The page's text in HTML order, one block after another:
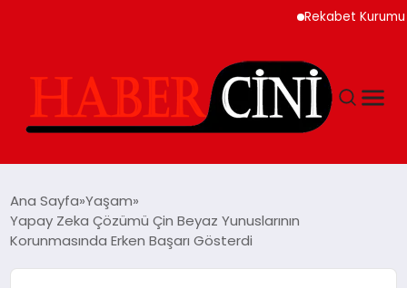
Rekabet Kurumu
YAŞAM
Ana Sayfa Yaşam
Yapay Zeka Çözümü Çin Beyaz Yunuslarının
Korunmasında Erken Başarı Gösterdi